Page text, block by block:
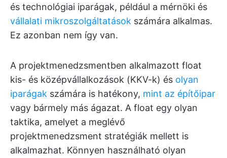
és technológiai iparágak, például a mérnöki és
vállalati mikroszolgáltatások számára alkalmas.
Ez azonban nem így van.
A projektmenedzsmentben alkalmazott float
kis- és középvállalkozások (KKV-k) és olyan
iparágak számára is hatékony, mint az építőipar
vagy bármely más ágazat. A float egy olyan
taktika, amelyet a meglévő
projektmenedzsment stratégiák mellett is
alkalmazhat. Könnyen használható olyan